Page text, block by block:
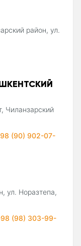
район, ул.
Чиланзарский
(90) 902-07-
ул. Норазтепа,
(98) 303-99-